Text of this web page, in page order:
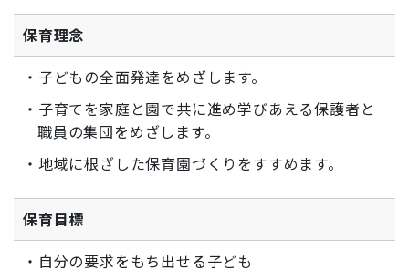
保育理念
・子どもの全面発達をめざします。
・子育てを家庭と園で共に進め学びあえる保護者と
職員の集団をめざします。
・地域に根ざした保育園づくりをすすめます。
保育目標
・自分の要求をもち出せる子ども